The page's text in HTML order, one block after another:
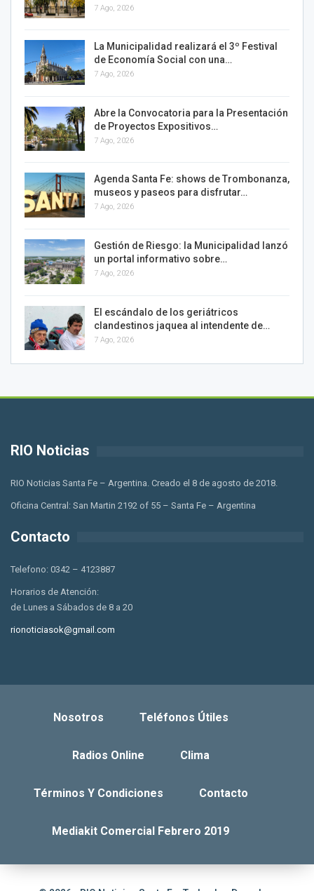
7 Ago, 2026
La Municipalidad realizará el 3º Festival
de Economía Social con una…
7 Ago, 2026
Abre la Convocatoria para la Presentación
de Proyectos Expositivos…
7 Ago, 2026
Agenda Santa Fe: shows de Trombonanza,
museos y paseos para disfrutar…
7 Ago, 2026
Gestión de Riesgo: la Municipalidad lanzó
un portal informativo sobre…
7 Ago, 2026
El escándalo de los geriátricos
clandestinos jaquea al intendente de…
7 Ago, 2026
RIO Noticias
RIO Noticias Santa Fe – Argentina. Creado el 8 de agosto de 2018.
Oficina Central: San Martin 2192 of 55 – Santa Fe – Argentina
Contacto
Telefono: 0342 – 4123887
Horarios de Atención:
de Lunes a Sábados de 8 a 20
rionoticiasok@gmail.com
Nosotros Teléfonos Útiles
Radios Online Clima
Términos Y Condiciones Contacto
Mediakit Comercial Febrero 2019